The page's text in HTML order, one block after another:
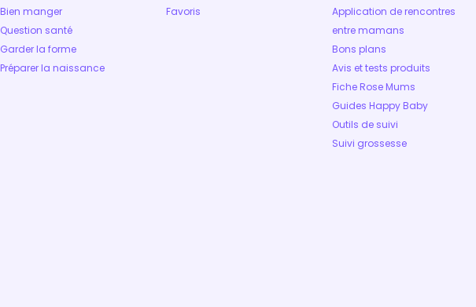
Bien manger
Question santé
Garder la forme
Préparer la naissance
Favoris
Application de rencontres
entre mamans
Bons plans
Avis et tests produits
Fiche Rose Mums
Guides Happy Baby
Outils de suivi
Suivi grossesse